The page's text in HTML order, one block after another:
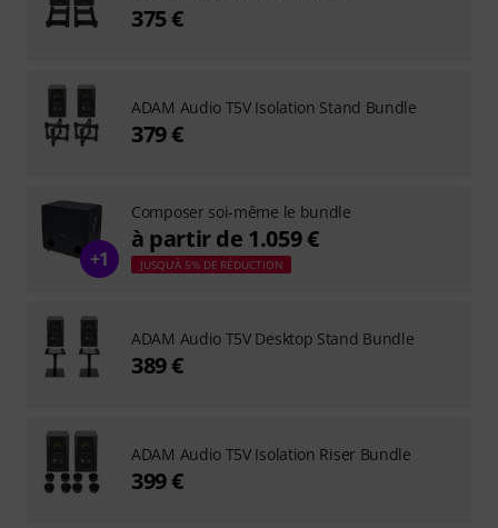
375 €
ADAM Audio T5V Isolation Stand Bundle
379 €
+1
Composer soi-même le bundle
à partir de 1.059 €
JUSQU'À 5% DE RÉDUCTION
ADAM Audio T5V Desktop Stand Bundle
389 €
ADAM Audio T5V Isolation Riser Bundle
399 €